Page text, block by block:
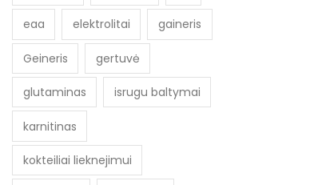
eaa elektrolitai gaineris
Geineris gertuvė
glutaminas isrugu baltymai
karnitinas
kokteiliai lieknejimui